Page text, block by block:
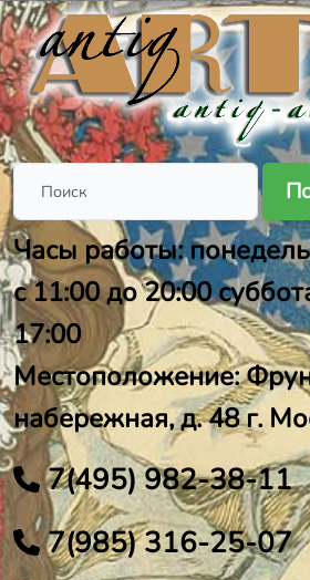
Часы работы:
с 11:00 до 20:00
17:00
Местоположение:
набережная, д. 48 г.
7(495) 982-38-11
7(985) 316-25-07